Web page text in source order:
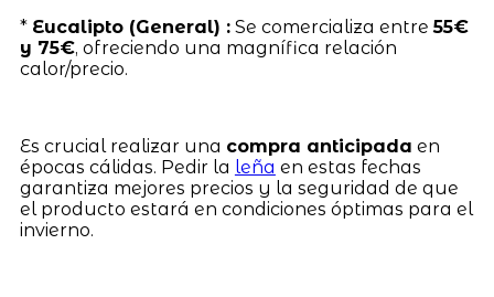
* Eucalipto (General) :Se comercializa entre55€
y 75€, ofreciendo una magnífica relación
calor/precio.
Es crucial realizar una compra anticipada en
épocas cálidas. Pedir la leña en estas fechas
garantiza mejores precios y la seguridad de que
el producto estará en condiciones óptimas para el
invierno.